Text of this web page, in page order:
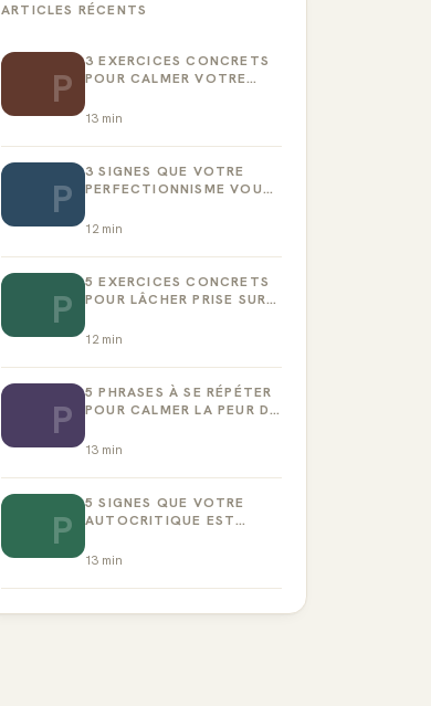
ARTICLES RÉCENTS
P
3 EXERCICES CONCRETS
POUR CALMER VOTRE
13 min
P
3 SIGNES QUE VOTRE
PERFECTIONNISME VOUS
12min
P
5 EXERCICES CONCRETS
POUR LÂCHER PRISE SUR
12min
P
5 PHRASES À SE RÉPÉTER
POUR CALMER LA PEUR DE
13 min
P
5 SIGNES QUE VOTRE
AUTOCRITIQUE EST
13 min